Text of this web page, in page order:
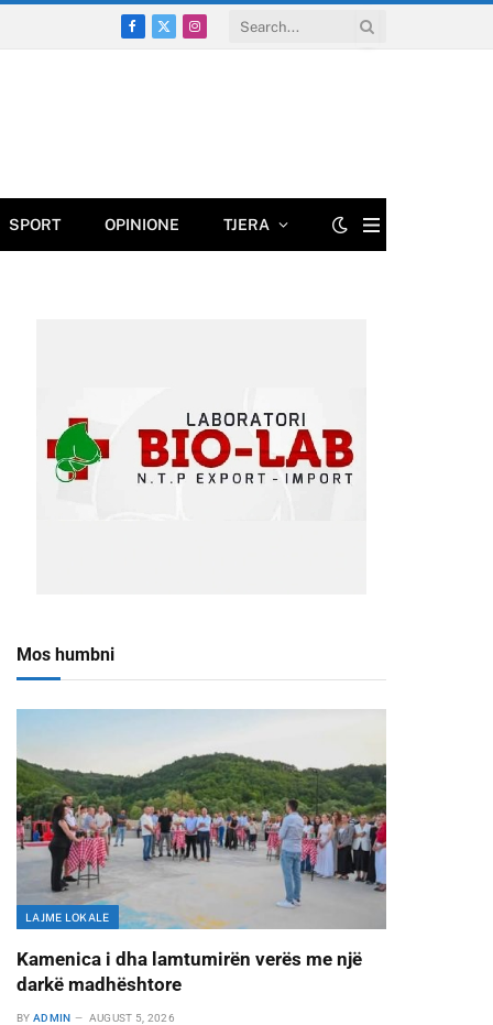
Facebook
X
Instagram
SPORT OPINIONE TJERA
Mos humbni
LAJME LOKALE
Kamenica i dha lamtumirën verës me një
darkë madhështore
BY ADMIN AUGUST 5, 2026